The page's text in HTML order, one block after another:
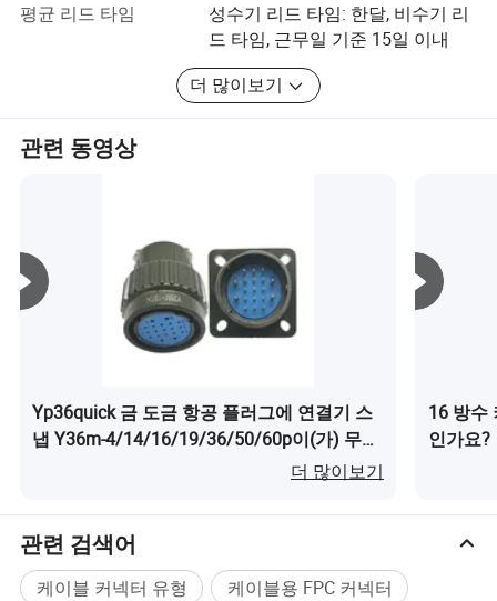
디오 케이블, USB 케이블, 광 케이블, 엔지니어링 케이블, 어
댑터, 의료용 하니스 및 기타 약한 전류 케이블과 커넥터, 새
로운 에너지 차량의 고전압 및 저전압 하니스, 당사 제품은
소니 표준을 준수하고 cUL, SGS 및 특허 등의 국제 인증을
받을 뿐 아니라 EU의 지속된 도달 범위 규칙을 준수합니다.
우리 회사는 "서비스 컨셉에 중점을 두고 주의를 기울여 전
달 서비스를 구축하고 있습니다. 모든 종류의 제품이 남아
메리카, 북미, 동남아시아, 일본, 유럽으로 수출되고 있으며,
Xiangtianzhong은 고객과 손을 잡고 함께 뛰어난 기량을
선보이며 제품을 개발하고 있습니다.
안내 또는 비즈니스 협상을 위해 저희 회사를 방문해 주셔
우리는 여러분에게 협력할 기회를 기대하고 있습니다!
평균 리드 타임
성수기 리드 타임: 한달, 비수기 리
드 타임, 근무일 기준 15일 이내
더 많이보기
관련 동영상
Yp36quick 금 도금 항공 플러그에 연결기 스
냅 Y36m-4/14/16/19/36/50/60p이(가) 무엇
더 많이보기
16 방수
인가요?
관련 검색어
케이블 커넥터 유형
케이블용 FPC 커넥터